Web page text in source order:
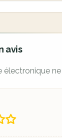
avis
électronique